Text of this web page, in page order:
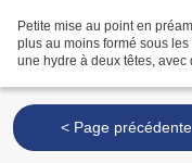
Petite mise au point en
plus au moins formé sous
une hydre à deux têtes,
< Page précédente